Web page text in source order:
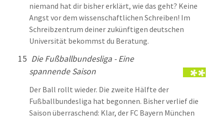
niemand hat dir bisher erklärt, wie das geht? Keine
Angst vor dem wissenschaftlichen Schreiben! Im
Schreibzentrum deiner zukünftigen deutschen
Universität bekommst du Beratung.
15 Die Fußballbundesliga - Eine
spannende Saison
Der Ball rollt wieder. Die zweite Hälfte der
Fußballbundesliga hat begonnen. Bisher verlief die
Saison überraschend: Klar, der FC Bayern München